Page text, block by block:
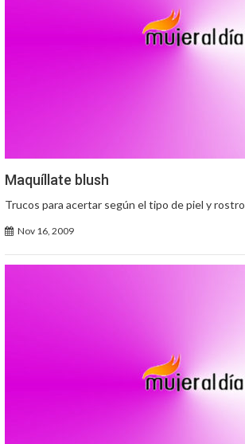
Maquíllate blush
Trucos para acertar según el tipo de piel y rostro
Nov 16, 2009